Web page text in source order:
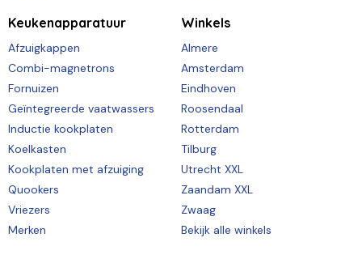
Keukenapparatuur
Afzuigkappen
Combi-magnetrons
Fornuizen
Geïntegreerde vaatwassers
Inductie kookplaten
Koelkasten
Kookplaten met afzuiging
Quookers
Vriezers
Merken
Winkels
Almere
Amsterdam
Eindhoven
Roosendaal
Rotterdam
Tilburg
Utrecht XXL
Zaandam XXL
Zwaag
Bekijk alle winkels